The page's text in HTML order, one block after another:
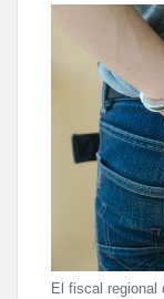
El fiscal regional